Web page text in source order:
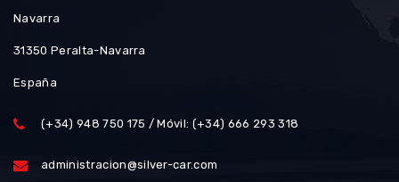
Navarra
31350 Peralta-Navarra
España
(+34) 948 750 175 / Móvil: (+34) 666 293 318
administracion@silver-car.com